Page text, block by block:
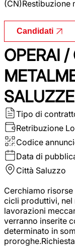
(CN)Restibuzione
Candidati
OPERAI /
Tipo di
Retribuzione
Codice
Data di
Città Saluzzo
Cerchiamo
cicli produttivi, nel
lavorazioni
verranno inserite
determinato in